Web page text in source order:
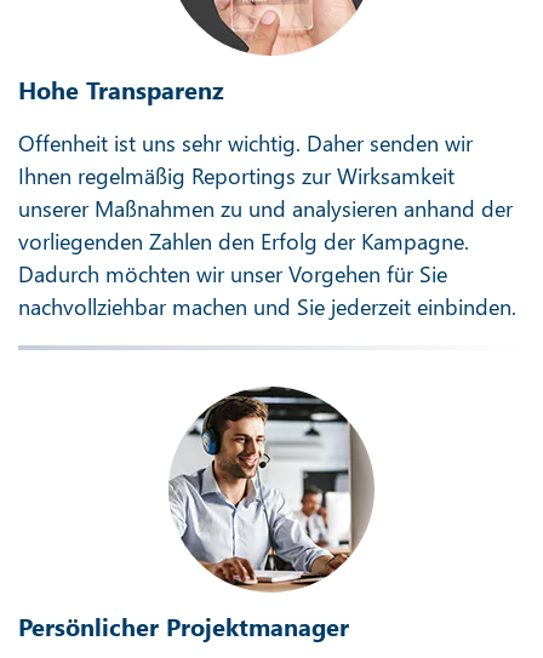
Hohe Transparenz
Offenheit ist uns sehr wichtig. Daher senden wir
Ihnen regelmäßig Reportings zur Wirksamkeit
unserer Maßnahmen zu und analysieren anhand der
vorliegenden Zahlen den Erfolg der Kampagne.
Dadurch möchten wir unser Vorgehen für Sie
nachvollziehbar machen und Sie jederzeit einbinden.
Persönlicher Projektmanager